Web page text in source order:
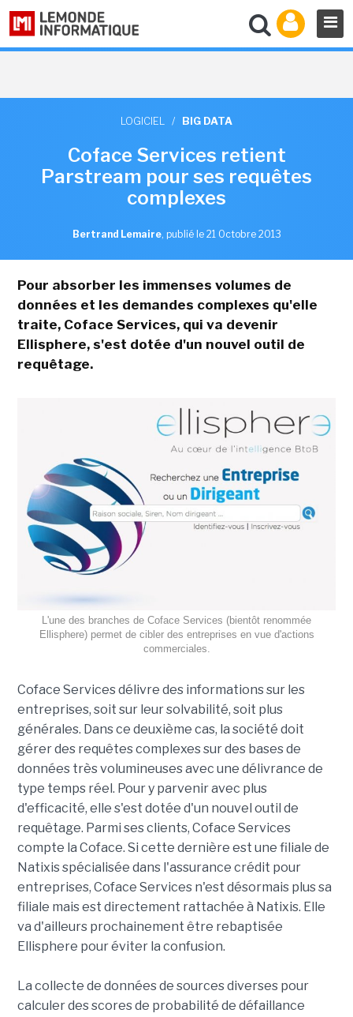
LOGICIEL / BIG DATA
Coface Services retient
Parstream pour ses requêtes
complexes
Bertrand Lemaire, publié le 21 Octobre 2013
Pour absorber les immenses volumes de
données et les demandes complexes qu'elle
traite, Coface Services, qui va devenir
Ellisphere, s'est dotée d'un nouvel outil de
requêtage.
L'une des branches de Coface Services (bientôt renommée
Ellisphere) permet de cibler des entreprises en vue d'actions
commerciales.
Coface Services délivre des informations sur les
entreprises, soit sur leur solvabilité, soit plus
générales. Dans ce deuxième cas, la société doit
gérer des requêtes complexes sur des bases de
données très volumineuses avec une délivrance de
type temps réel. Pour y parvenir avec plus
d'efficacité, elle s'est dotée d'un nouvel outil de
requêtage. Parmi ses clients, Coface Services
compte la Coface. Si cette dernière est une filiale de
Natixis spécialisée dans l'assurance crédit pour
entreprises, Coface Services n'est désormais plus sa
filiale mais est directement rattachée à Natixis. Elle
va d'ailleurs prochainement être rebaptisée
Ellisphere pour éviter la confusion.
La collecte de données de sources diverses pour
calculer des scores de probabilité de défaillance